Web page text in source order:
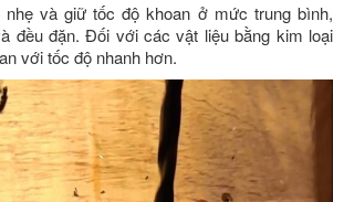
và giữ tốc độ khoan ở mức trung bình,
đều đặn. Đối với các vật liệu bằng kim loại
với tốc độ nhanh hơn.